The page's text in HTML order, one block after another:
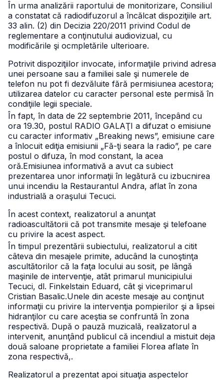
În urma analizării raportului de monitorizare, Consiliul
a constatat că radiodifuzorul a încălcat dispoziţiile art.
33 alin. (2) din Decizia 220/2011 privind Codul de
reglementare a conţinutului audiovizual, cu
modificările şi ocmpletările ulterioare.
Potrivit dispoziţiilor invocate, informaţiile privind adresa
unei persoane sau a familiei sale şi numerele de
telefon nu pot fi dezvăluite fără permisiunea acestora;
utilizarea datelor cu caracter personal este permisă în
condiţiile legii speciale.
În fapt, în data de 22 septembrie 2011, începând cu
ora 19.30, postul RADIO GALAŢI a difuzat o emisiune
cu caracter informativ „Breaking news”, emisiune care
a înlocuit ediţia emisiunii „Fă-ţi seara la radio”, pe care
postul o difuza, în mod constant, la acea
oră.Emisiunea informativă a avut ca subiect
prezentarea unor informaţii în legătură cu izbucnirea
unui incendiu la Restaurantul Andra, aflat în zona
industrială a oraşului Tecuci.
În acest context, realizatorul a anunţat
radioascultătorii că pot transmite mesaje şi telefoane
cu privire la acest aspect.
În timpul prezentării subiectului, realizatorul a citit
câteva din mesajele primite, aducând la cunoştinţa
ascultătorilor că la faţa locului au sosit, pe lângă
maşinile de intervenţie, atât primarul municipiului
Tecuci, dl. Finkelstain Eduard, cât şi viceprimarul
Cristian Basalic.Unele din aceste mesaje au conţinut
informaţii cu privire la intervenţia pompierilor şi a lipsei
hidranţilor cu care aceştia se confruntă în zona
respectivă. După o pauză muzicală, realizatorul a
intervenit, anunţând publicul că incendiul a mistuit deja
două saloane proprietate a familiei Florea aflate în
zona respectivă,.
Realizatorul a prezentat apoi situaţia aspectelor